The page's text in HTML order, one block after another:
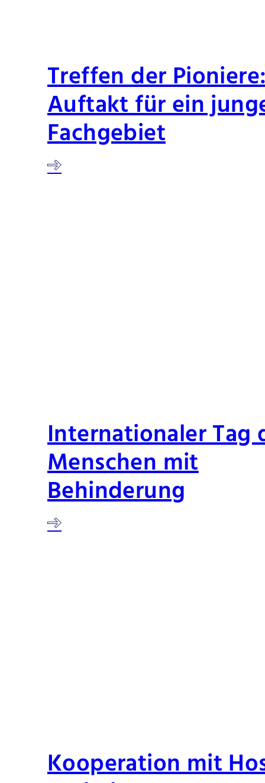
Treffen der
Auftakt für ein
Fachgebiet
Internationaler Tag
Menschen mit
Behinderung
Kooperation mit